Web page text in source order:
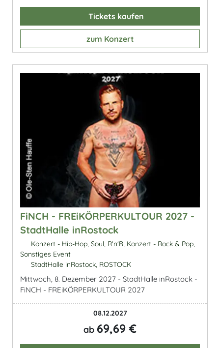
Tickets kaufen
zum Konzert
FiNCH - FREiKÖRPERKULTOUR 2027 -
StadtHalle inRostock
Konzert - Hip-Hop, Soul, R'n'B, Konzert - Rock & Pop,
Sonstiges Event
StadtHalle inRostock, ROSTOCK
Mittwoch, 8. Dezember 2027 - StadtHalle inRostock -
FiNCH - FREiKÖRPERKULTOUR 2027
08.12.2027
ab 69,69 €